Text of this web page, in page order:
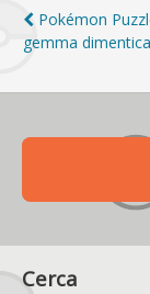
articoli
Pokémon
gemma
Cerca